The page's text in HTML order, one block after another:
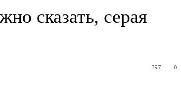
сказать, серая
0
397